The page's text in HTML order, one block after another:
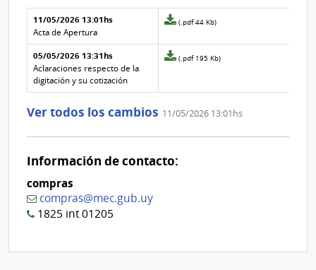
Aclaraciones del llamado
Fecha y
texto de
la
aclaración
Archivo
de la
aclaración
11/05/2026 13:01hs
Acta de Apertura
Archivo
de
la
1
(.pdf 44 Kb)
05/05/2026 13:31hs
Aclaraciones respecto de la
digitación y su cotización
Archivo
la
Nº
(.pdf 195 Kb)
Ver todos los cambios 11/05/2026 13:01hs
Información de contacto:
compras
compras@mec.gub.uy
1825 int 01205